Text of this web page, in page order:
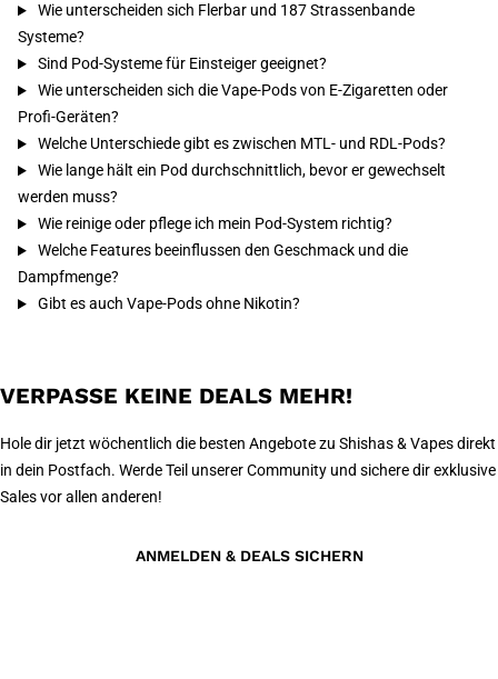
Wie unterscheiden sich Flerbar und 187 Strassenbande
Systeme?
Sind Pod-Systeme für Einsteiger geeignet?
Wie unterscheiden sich die Vape-Pods von E-Zigaretten oder
Profi-Geräten?
Welche Unterschiede gibt es zwischen MTL- und RDL-Pods?
Wie lange hält ein Pod durchschnittlich, bevor er gewechselt
werden muss?
Wie reinige oder pflege ich mein Pod-System richtig?
Welche Features beeinflussen den Geschmack und die
Dampfmenge?
Gibt es auch Vape-Pods ohne Nikotin?
VERPASSE KEINE DEALS MEHR!
Hole dir jetzt wöchentlich die besten Angebote zu Shishas & Vapes direkt
in dein Postfach. Werde Teil unserer Community und sichere dir exklusive
Sales vor allen anderen!
ANMELDEN & DEALS SICHERN